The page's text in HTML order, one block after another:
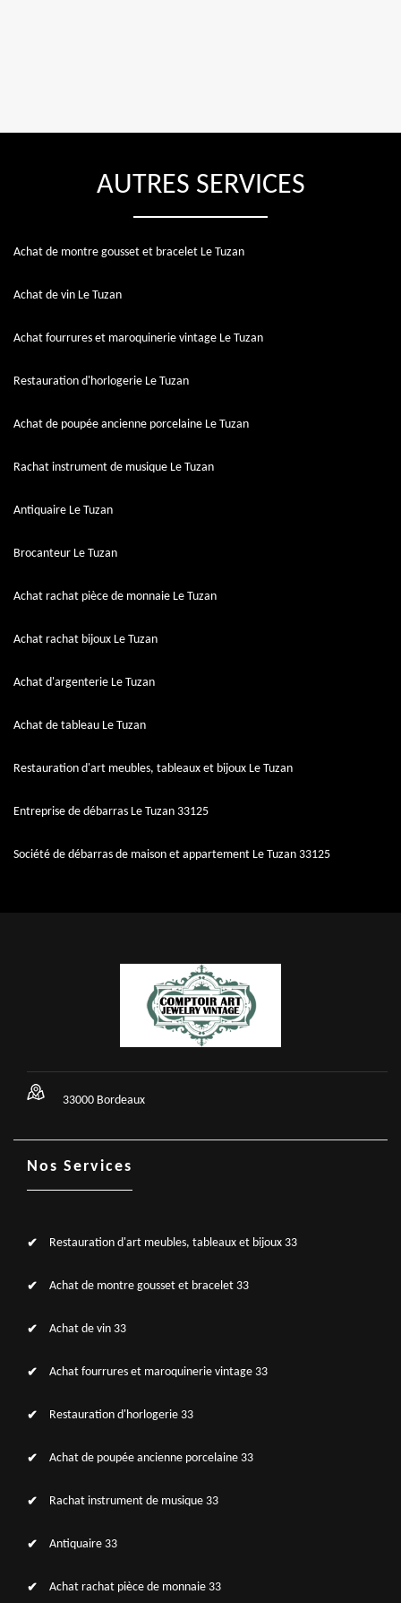
AUTRES SERVICES
Achat de montre gousset et bracelet Le Tuzan
Achat de vin Le Tuzan
Achat fourrures et maroquinerie vintage Le Tuzan
Restauration d'horlogerie Le Tuzan
Achat de poupée ancienne porcelaine Le Tuzan
Rachat instrument de musique Le Tuzan
Antiquaire Le Tuzan
Brocanteur Le Tuzan
Achat rachat pièce de monnaie Le Tuzan
Achat rachat bijoux Le Tuzan
Achat d'argenterie Le Tuzan
Achat de tableau Le Tuzan
Restauration d'art meubles, tableaux et bijoux Le Tuzan
Entreprise de débarras Le Tuzan 33125
Société de débarras de maison et appartement Le Tuzan 33125
33000 Bordeaux
Nos Services
Restauration d'art meubles, tableaux et bijoux 33
Achat de montre gousset et bracelet 33
Achat de vin 33
Achat fourrures et maroquinerie vintage 33
Restauration d'horlogerie 33
Achat de poupée ancienne porcelaine 33
Rachat instrument de musique 33
Antiquaire 33
Achat rachat pièce de monnaie 33